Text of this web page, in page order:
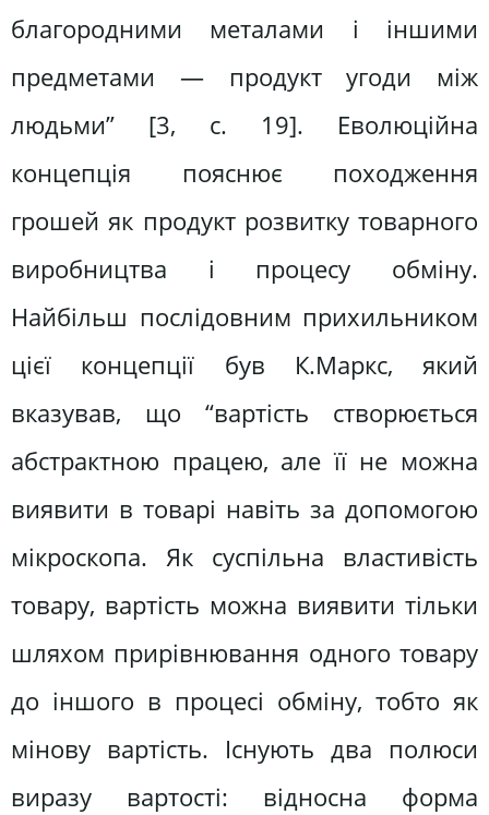
благородними металами і іншими
предметами — продукт угоди між
людьми” [3, с. 19]. Еволюційна
концепція пояснює походження
грошей як продукт розвитку товарного
виробництва і процесу обміну.
Найбільш послідовним прихильником
цієї концепції був К.Маркс, який
вказував, що “вартість створюється
абстрактною працею, але її не можна
виявити в товарі навіть за допомогою
мікроскопа. Як суспільна властивість
товару, вартість можна виявити тільки
шляхом прирівнювання одного товару
до іншого в процесі обміну, тобто як
мінову вартість. Існують два полюси
виразу вартості: відносна форма